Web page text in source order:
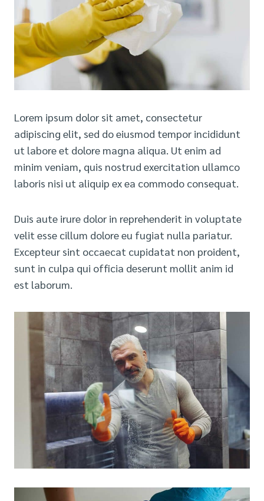
Lorem ipsum dolor sit amet, consectetur
adipiscing elit, sed do eiusmod tempor incididunt
ut labore et dolore magna aliqua. Ut enim ad
minim veniam, quis nostrud exercitation ullamco
laboris nisi ut aliquip ex ea commodo consequat.
Duis aute irure dolor in reprehenderit in voluptate
velit esse cillum dolore eu fugiat nulla pariatur.
Excepteur sint occaecat cupidatat non proident,
sunt in culpa qui officia deserunt mollit anim id
est laborum.